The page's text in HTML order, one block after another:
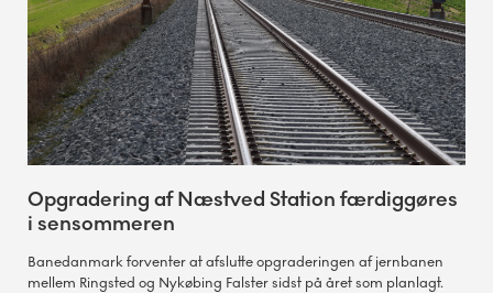
Opgradering af Næstved Station færdiggøres
i sensommeren
Banedanmark forventer at afslutte opgraderingen af jernbanen
mellem Ringsted og Nykøbing Falster sidst på året som planlagt.